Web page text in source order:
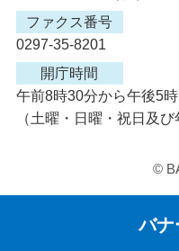
ファクス番号
0297-35-8201
開庁時間
午前8時30分から午後5
（土曜・日曜・祝日及び
©
バナ